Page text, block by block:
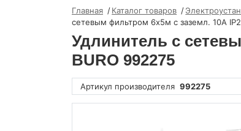
Главная Каталог товаров
сетевым фильтром 6х5м с заземл. 10А
Удлинитель с
BURO 992275
Артикул производителя 992275